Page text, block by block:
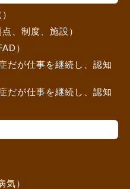
、制度、施設）
）
だが仕事を継続し、認知
だが仕事を継続し、認知
気）